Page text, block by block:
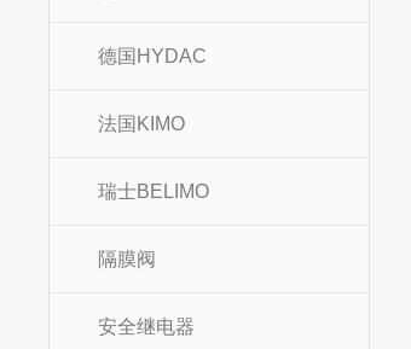
德国HYDAC
法国KIMO
瑞士BELIMO
隔膜阀
安全继电器